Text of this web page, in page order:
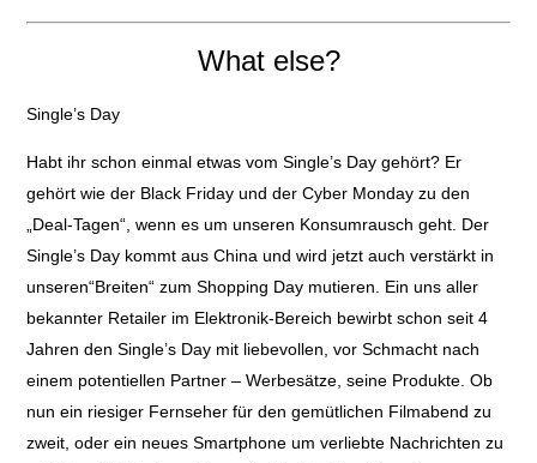
What else?
Single’s Day
Habt ihr schon einmal etwas vom Single’s Day gehört? Er
gehört wie der Black Friday und der Cyber Monday zu den
„Deal-Tagen“, wenn es um unseren Konsumrausch geht. Der
Single’s Day kommt aus China und wird jetzt auch verstärkt in
unseren“Breiten“ zum Shopping Day mutieren. Ein uns aller
bekannter Retailer im Elektronik-Bereich bewirbt schon seit 4
Jahren den Single’s Day mit liebevollen, vor Schmacht nach
einem potentiellen Partner – Werbesätze, seine Produkte. Ob
nun ein riesiger Fernseher für den gemütlichen Filmabend zu
zweit, oder ein neues Smartphone um verliebte Nachrichten zu